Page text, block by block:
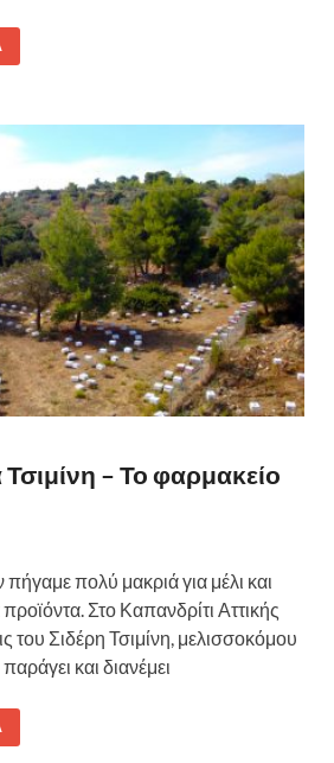
– Το φαρμακείο
πολύ μακριά για μέλι και
Στο Καπανδρίτι Αττικής
του Σιδέρη Τσιμίνη, μελισσοκόμου
και διανέμει